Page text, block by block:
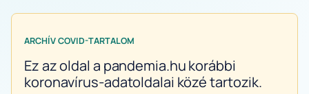
ARCHÍV COVID-TARTALOM
Ez az oldal a pandemia.hu korábbi
koronavírus-adatoldalai közé tartozik.